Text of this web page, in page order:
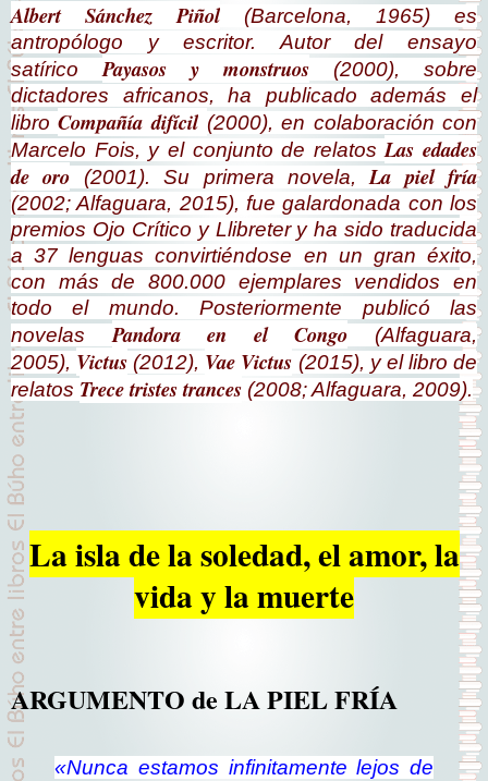
Albert Sánchez Piñol (Barcelona, 1965) es
antropólogo y escritor. Autor del ensayo
satírico Payasos y monstruos (2000), sobre
dictadores africanos, ha publicado además el
libroCompañía difícil (2000), en colaboración con
Marcelo Fois, y el conjunto de relatos Las edades
de oro (2001). Su primera novela, La piel fría
(2002; Alfaguara, 2015), fue galardonada con los
premios Ojo Crítico y Llibreter y ha sido traducida
a 37 lenguas convirtiéndose en un gran éxito,
con más de 800.000 ejemplares vendidos en
todo el mundo. Posteriormente publicó las
novelas Pandora en el Congo (Alfaguara,
2005), Victus (2012), Vae Victus (2015), y el libro de
relatos Trece tristes trances (2008; Alfaguara, 2009).
La isla de la soledad, el amor, la
vida y la muerte
ARGUMENTO de LA PIEL FRÍA
«Nunca estamos infinitamente lejos de